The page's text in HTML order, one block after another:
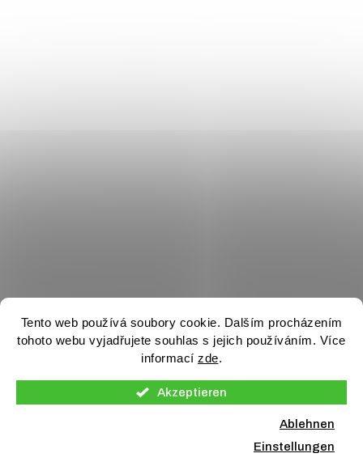
Tento web používá soubory cookie. Dalším procházením
tohoto webu vyjadřujete souhlas s jejich používáním. Více
informací zde.
Akzeptieren
Einstellungen
Ablehnen